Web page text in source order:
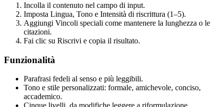
Incolla il contenuto nel campo di input.
Imposta Lingua, Tono e Intensità di riscrittura (1–5).
Aggiungi Vincoli speciali come mantenere la lunghezza o le
citazioni.
Fai clic su Riscrivi e copia il risultato.
Funzionalità
Parafrasi fedeli al senso e più leggibili.
Tono e stile personalizzati: formale, amichevole, conciso,
accademico.